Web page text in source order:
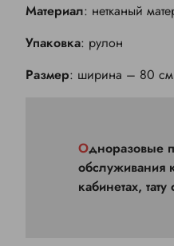
Материал: нетканый
Упаковка: рулон
Размер: ширина – 80
Одноразовые простыни в рулонах – это идеальный выбор для комфортного и безопасного
обслуживания
кабинетах,